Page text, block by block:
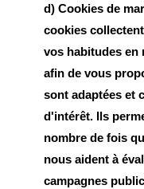
d) Cookies de
cookies
vos habitudes en
afin de vous
sont adaptées et
d'intérêt. Ils
nombre de fois
nous aident à
campagnes